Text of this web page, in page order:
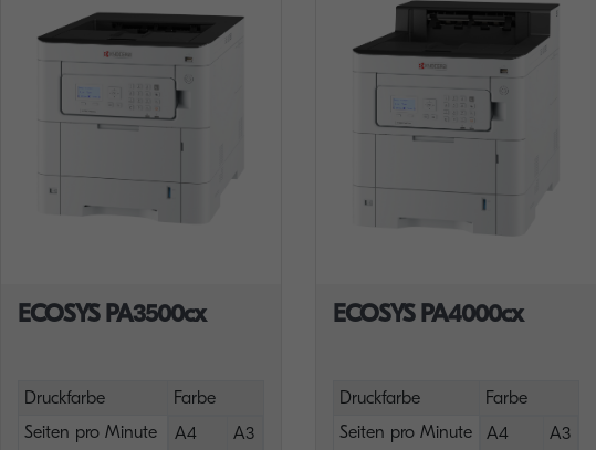
ECOSYS PA3500cx
Druckfarbe
Farbe
Seiten pro Minute
A4
A3
ECOSYS PA4000cx
Druckfarbe
Farbe
Seiten pro Minute
A4
A3